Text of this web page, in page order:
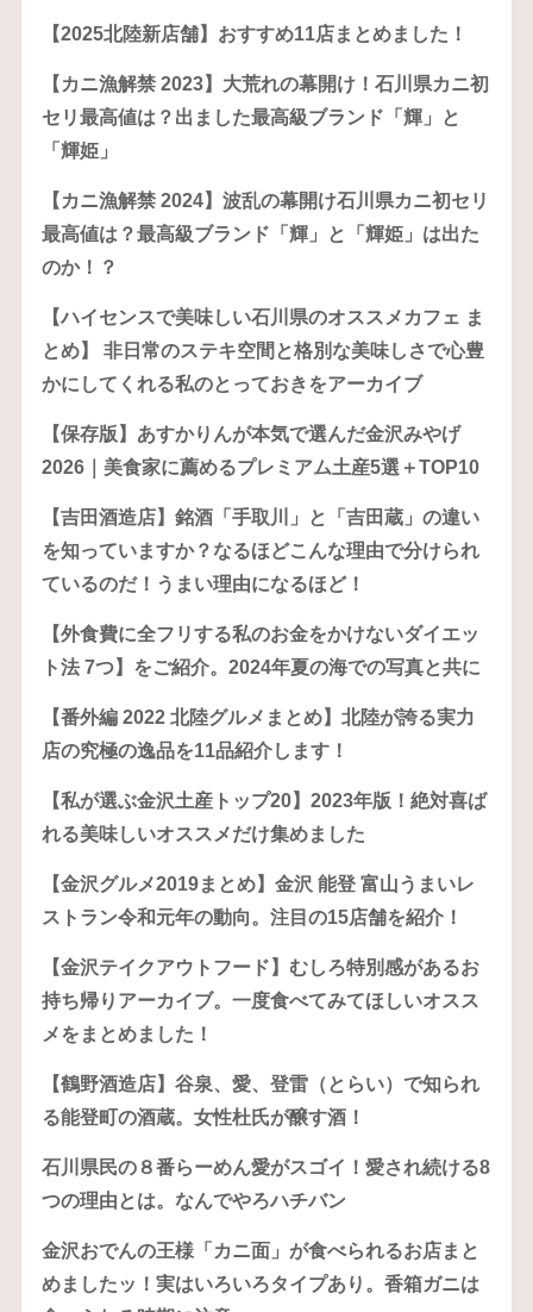
【2025北陸新店舗】おすすめ11店まとめました！
【カニ漁解禁 2023】大荒れの幕開け！石川県カニ初
セリ最高値は？出ました最高級ブランド「輝」と
「輝姫」
【カニ漁解禁 2024】波乱の幕開け石川県カニ初セリ
最高値は？最高級ブランド「輝」と「輝姫」は出た
のか！？
【ハイセンスで美味しい石川県のオススメカフェ ま
とめ】 非日常のステキ空間と格別な美味しさで心豊
かにしてくれる私のとっておきをアーカイブ
【保存版】あすかりんが本気で選んだ金沢みやげ
2026｜美食家に薦めるプレミアム土産5選＋TOP10
【吉田酒造店】銘酒「手取川」と「吉田蔵」の違い
を知っていますか？なるほどこんな理由で分けられ
ているのだ！うまい理由になるほど！
【外食費に全フリする私のお金をかけないダイエッ
ト法 7つ】をご紹介。2024年夏の海での写真と共に
【番外編 2022 北陸グルメまとめ】北陸が誇る実力
店の究極の逸品を11品紹介します！
【私が選ぶ金沢土産トップ20】2023年版！絶対喜ば
れる美味しいオススメだけ集めました
【金沢グルメ2019まとめ】金沢 能登 富山うまいレ
ストラン令和元年の動向。注目の15店舗を紹介！
【金沢テイクアウトフード】むしろ特別感があるお
持ち帰りアーカイブ。一度食べてみてほしいオスス
メをまとめました！
【鶴野酒造店】谷泉、愛、登雷（とらい）で知られ
る能登町の酒蔵。女性杜氏が醸す酒！
石川県民の８番らーめん愛がスゴイ！愛され続ける8
つの理由とは。なんでやろハチバン
金沢おでんの王様「カニ面」が食べられるお店まと
めましたッ！実はいろいろタイプあり。香箱ガニは